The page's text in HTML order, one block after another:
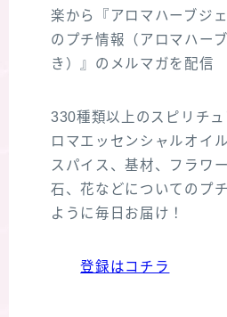
楽から『アロマハーブジ
のプチ情報（アロマハー
き）』のメルマガを配信
330種類以上のスピリチ
ロマエッセンシャルオイ
スパイス、基材、フラワ
石、花などについてのプ
ように毎日お届け！
登録はコチラ